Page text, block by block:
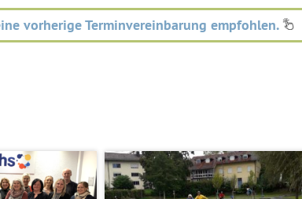
vorherige Terminvereinbarung empfohlen.